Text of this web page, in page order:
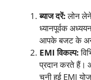
ब्याज दरें:लोन
ध्यानपूर्वक
आपके बजट के
EMI विकल्प:
प्रदान करते हैं।
चुनी हुई EMI